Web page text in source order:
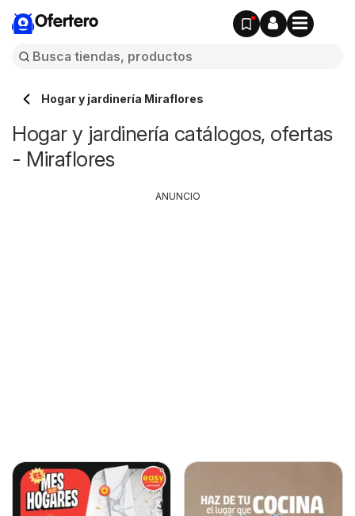
Ofertero
Hogar y jardinería Miraflores
Hogar y jardinería catálogos, ofertas
- Miraflores
ANUNCIO